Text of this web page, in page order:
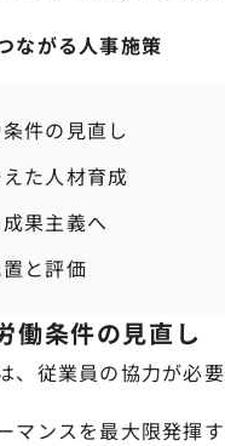
ながる人事施策
件の見直し
た人材育成
果主義へ
と評価
働条件の見直し
、従業員の協力が必要
マンスを最大限発揮